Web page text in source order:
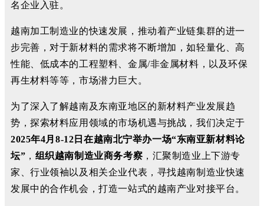
名企业入驻。
越南加工制造业的快速发展，推动着产业链集群的进一
步完善，对于新材料的需求将不断增加，如轻量化、高
性能、低成本的工程塑料、金属/非金属材料，以及环保
再生材料等等，市场潜力巨大。
为了深入了解越南及东南亚地区的新材料产业发展趋
势，探索材料应用领域的市场机遇与挑战，我们决定于
2025年4月8-12日在越南北宁举办一场“东南亚新材料论
坛” ， 组织越南制造业商务考察 ，汇聚制造业上下游专
家、行业领袖以及相关企业代表，寻找越南制造业快速
发展中的合作机会，打造一站式的越南产业对接平台。